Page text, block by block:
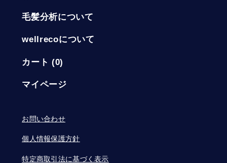
毛髪分析について
wellrecoについて
カート (0)
マイページ
お問い合わせ
個人情報保護方針
特定商取引法に基づく表示